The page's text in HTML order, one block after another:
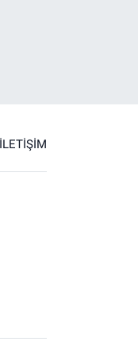
İLETİŞİM